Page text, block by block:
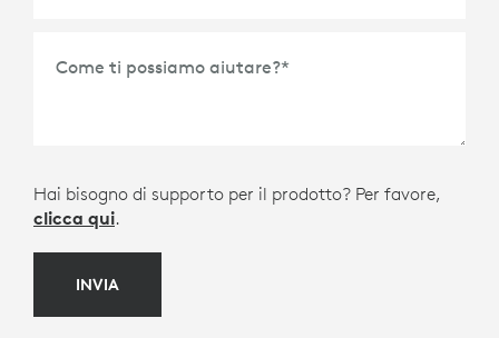
Come ti possiamo aiutare?*
Hai bisogno di supporto per il prodotto? Per favore,
clicca qui.
INVIA